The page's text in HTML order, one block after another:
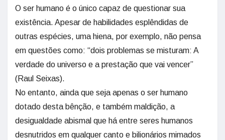
O ser humano é o único capaz de questionar sua
existência. Apesar de habilidades esplêndidas de
outras espécies, uma hiena, por exemplo, não pensa
em questões como: “dois problemas se misturam: A
verdade do universo e a prestação que vai vencer”
(Raul Seixas).
No entanto, ainda que seja apenas o ser humano
dotado desta bênção, e também maldição, a
desigualdade abismal que há entre seres humanos
desnutridos em qualquer canto e bilionários mimados